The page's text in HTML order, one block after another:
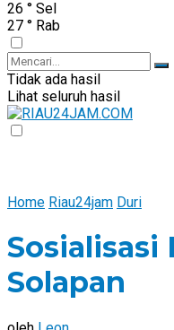
26 ° Sel
27 ° Rab
Tidak ada hasil
Lihat seluruh hasil
Home Riau24jam Duri
Sosialisasi
Solapan